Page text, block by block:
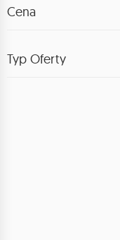
Cena
Typ Oferty